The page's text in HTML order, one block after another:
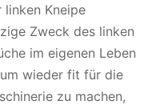
linken Kneipe
Zweck des linken
im eigenen Leben
wieder fit für die
zu machen,